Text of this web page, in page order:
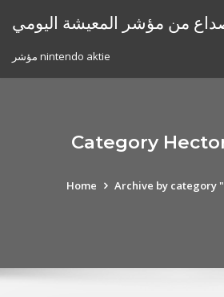
من مؤشر المعيشة اليومي
مؤشر nintendo aktie
Category
Home Archive by category